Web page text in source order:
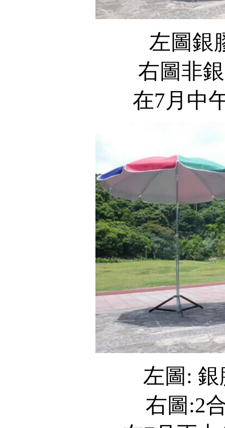
左圖銀
右圖非
在7月中
左圖:
右圖:2